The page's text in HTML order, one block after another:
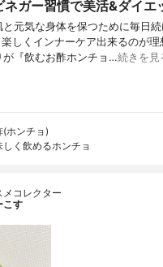
ネガー習慣で美活&ダイエ
と元気な身体を保つために毎日
しくインナーケア出来るのが
が『飲むお酢ホンチョ…続きを見
(ホンチョ)
しく飲めるホンチョ
メコレクター
こす